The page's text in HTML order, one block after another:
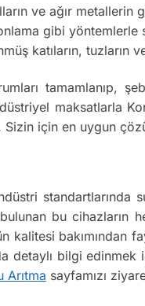
ve ağır metallerin
gibi yöntemlerle
katıların, tuzların
tamamlanıp,
maksatlarla
için en uygun
bu
kalitesi
detaylı bilgi
Arıtma sayfamızı